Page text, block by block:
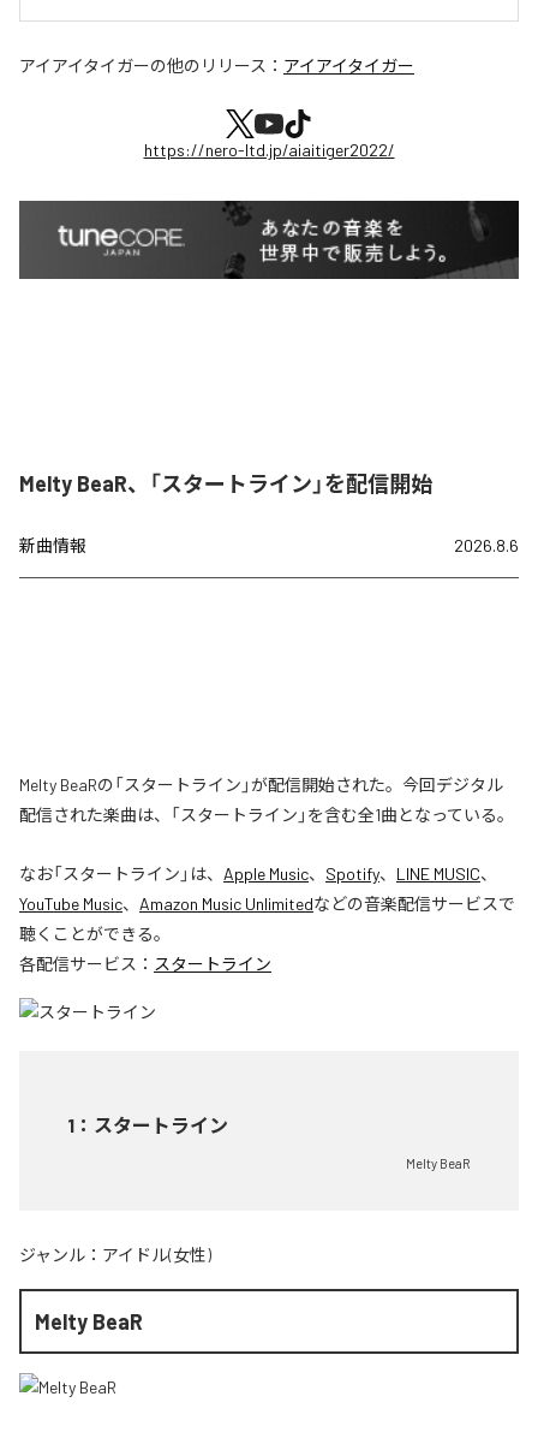
アイアイタイガーの他のリリース： アイアイタイガー
https://nero-ltd.jp/aiaitiger2022/
Melty BeaR、「スタートライン」を配信開始
新曲情報 2026.8.6
Melty BeaRの「スタートライン」が配信開始された。今回デジタル
配信された楽曲は、「スタートライン」を含む全1曲となっている。
なお「スタートライン 」は、 Apple Music、 Spotify、 LINE MUSIC、
YouTube Music、 Amazon Music Unlimitedなどの音楽配信サービスで
聴くことができる。
各配信サービス： スタートライン
1 ： スタートライン
Melty BeaR
ジャンル： アイドル(女性)
Melty BeaR